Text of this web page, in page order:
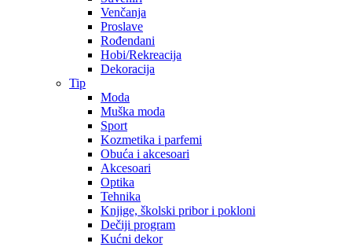
Venčanja
Proslave
Rođendani
Hobi/Rekreacija
Dekoracija
Tip
Moda
Muška moda
Sport
Kozmetika i parfemi
Obuća i akcesoari
Akcesoari
Optika
Tehnika
Knjige, školski pribor i pokloni
Dečiji program
Kućni dekor